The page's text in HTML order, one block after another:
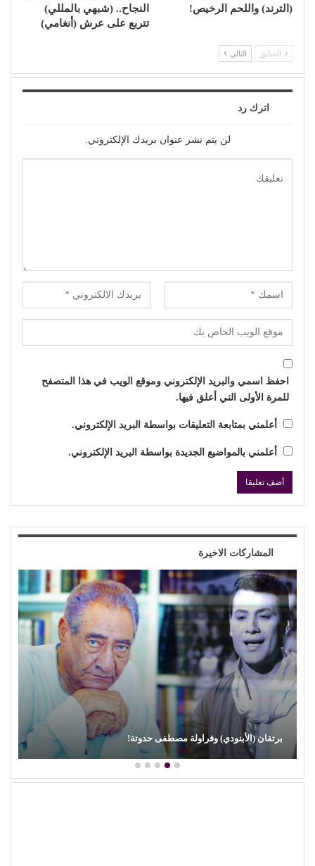
(الترند) واللحم الرخيص!
النجاح.. (شبهي بالمللي)
تتربع على عرش (أنغامي)
السابق التالي
اترك رد
لن يتم نشر عنوان بريدك الإلكتروني.
احفظ اسمي والبريد الإلكتروني وموقع الويب في هذا المتصفح
للمرة الأولى التي أعلق فيها.
أعلمني بمتابعة التعليقات بواسطة البريد الإلكتروني.
أعلمني بالمواضيع الجديدة بواسطة البريد الإلكتروني.
المشاركات الاخيرة
محمود عطية يكتب: سوق (الترند) واللحم الرخيص!